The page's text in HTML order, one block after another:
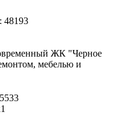
48193
ЖК "Черное
мебелью и